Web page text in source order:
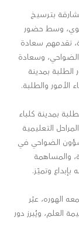
بترسيخ
وسط حضور
تقدمهم سعادة
الضواحي، وسعادة
بمدينة
الأمور والطلبة.
بمدينة كلباء
التعليمية
شؤون الضواحي في
والمساهمة
وتميّز.
الهوره، عبّر
العلم، ويُبرز دور